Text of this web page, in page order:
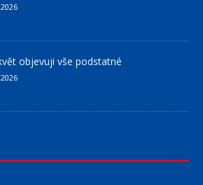
objevuji vše podstatné